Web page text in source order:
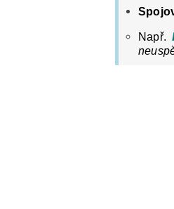
Např.